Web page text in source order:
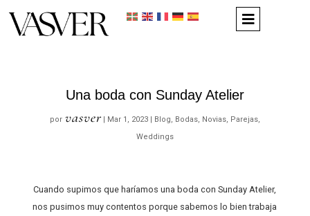
Una boda con Sunday Atelier
por vasver| Mar 1, 2023| Blog, Bodas, Novias, Parejas,
Weddings
Cuando supimos que haríamos una boda con Sunday Atelier,
nos pusimos muy contentos porque sabemos lo bien trabaja